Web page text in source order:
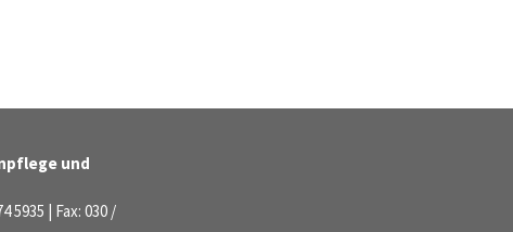
und
5935 | Fax: 030 /